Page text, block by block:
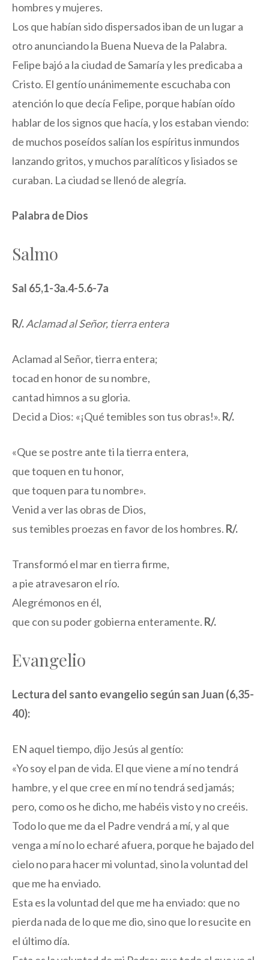
hombres y mujeres.
Los que habían sido dispersados iban de un lugar a
otro anunciando la Buena Nueva de la Palabra.
Felipe bajó a la ciudad de Samaría y les predicaba a
Cristo. El gentío unánimemente escuchaba con
atención lo que decía Felipe, porque habían oído
hablar de los signos que hacía, y los estaban viendo:
de muchos poseídos salían los espíritus inmundos
lanzando gritos, y muchos paralíticos y lisiados se
curaban. La ciudad se llenó de alegría.
Palabra de Dios
Salmo
Sal 65,1-3a.4-5.6-7a
R/.Aclamad al Señor, tierra entera
Aclamad al Señor, tierra entera;
tocad en honor de su nombre,
cantad himnos a su gloria.
Decid a Dios: «¡Qué temibles son tus obras!». R/.
«Que se postre ante ti la tierra entera,
que toquen en tu honor,
que toquen para tu nombre».
Venid a ver las obras de Dios,
sus temibles proezas en favor de los hombres. R/.
Transformó el mar en tierra firme,
a pie atravesaron el río.
Alegrémonos en él,
que con su poder gobierna enteramente. R/.
Evangelio
Lectura del santo evangelio según san Juan (6,35-
40):
EN aquel tiempo, dijo Jesús al gentío:
«Yo soy el pan de vida. El que viene a mí no tendrá
hambre, y el que cree en mí no tendrá sed jamás;
pero, como os he dicho, me habéis visto y no creéis.
Todo lo que me da el Padre vendrá a mí, y al que
venga a mí no lo echaré afuera, porque he bajado del
cielo no para hacer mi voluntad, sino la voluntad del
que me ha enviado.
Esta es la voluntad del que me ha enviado: que no
pierda nada de lo que me dio, sino que lo resucite en
el último día.